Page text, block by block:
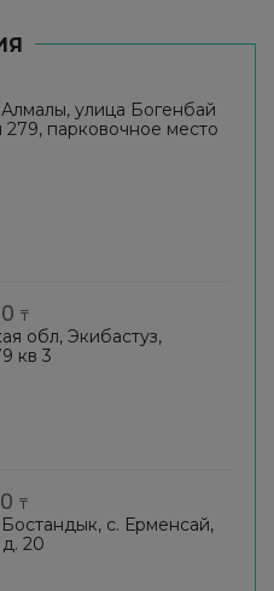
улица Богенбай
парковочное место
₸
обл, Экибастуз,
кв 3
₸
с. Ерменсай,
д. 20